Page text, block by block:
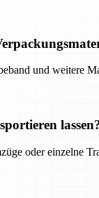
und weitere
oder einzelne